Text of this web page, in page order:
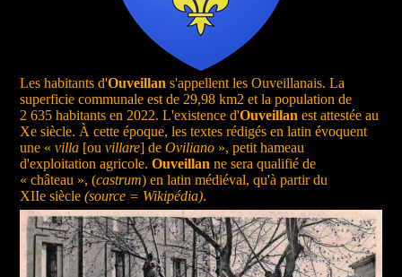
Les habitants d'Ouveillan s'appellent les Ouveillanais. La
superficie communale est de 29,98 km2 et la population de
2 635 habitants en 2022. L'existence d'Ouveillan est attestée au
Xe siècle. À cette époque, les textes rédigés en latin évoquent
une « villa [ou villare] de Oviliano », petit hameau
d'exploitation agricole. Ouveillan ne sera qualifié de
« château », (castrum) en latin médiéval, qu'à partir du
XIIe siècle (source = Wikipédia).